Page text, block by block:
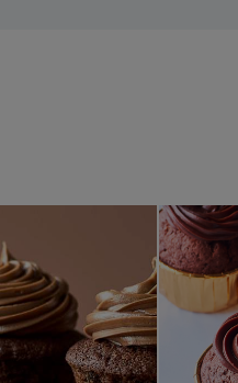
krispig choklad och
Chokladcupcakes med